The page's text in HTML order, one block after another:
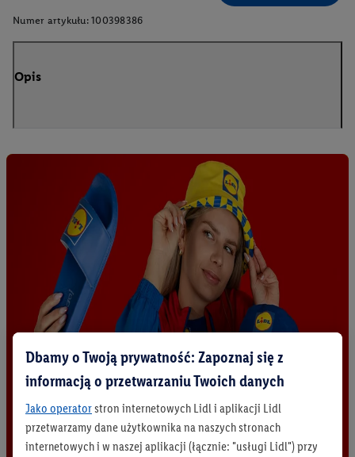
Numer artykułu: 100398386
Opis
Dbamy o Twoją prywatność: Zapoznaj się z
informacją o przetwarzaniu Twoich danych
Jako operatorstron internetowych Lidl i aplikacji Lidl
przetwarzamy dane użytkownika na naszych stronach
internetowych i w naszej aplikacji (łącznie: "usługi Lidl") przy